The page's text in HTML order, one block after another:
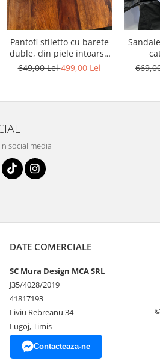
Pantofi stiletto cu barete
duble, din piele intoarsa
bej
649,00 Lei499,00 Lei
social media
DATE COMERCIALE
SC Mura Design MCA SRL
J35/4028/2019
41817193
Liviu Rebreanu 34
Lugoj, Timis
Contacteaza-ne